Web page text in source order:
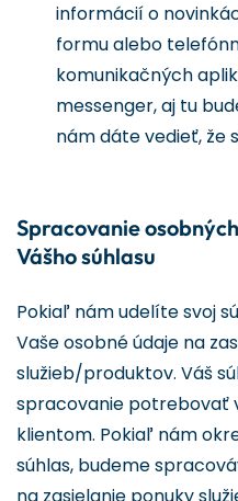
informácií o
formu alebo
komunikačných
messenger, aj tu
nám dáte vedieť, že
Spracovanie
Vášho súhlasu
Pokiaľ nám udelíte svoj
Vaše osobné údaje na
služieb/produktov. Váš
spracovanie potrebovať
klientom. Pokiaľ nám
súhlas, budeme